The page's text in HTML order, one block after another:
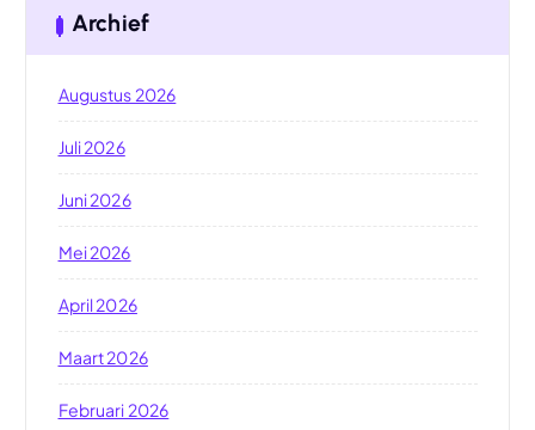
Archief
Augustus 2026
Juli 2026
Juni 2026
Mei 2026
April 2026
Maart 2026
Februari 2026